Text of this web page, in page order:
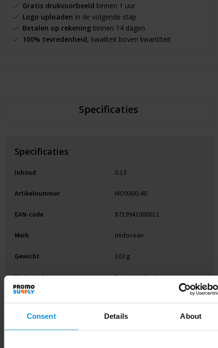
Consent Details About
Gratis drukvoorbeeld binnen 1 uur
Logo uploaden in de volgende stap
Betalen op rekeningbinnen 14 dagen
100% tevredenheid, kwaliteit boven kwantiteit
Specificaties
Specificaties
Inhoud 0.13
Artikelnummer MO9360-40
EAN-code 8719941000612
Merk midocean
Gewicht 103 g
Materiaal Roestvrij Staal
Afmeting 17.5X3.5X0.8CM